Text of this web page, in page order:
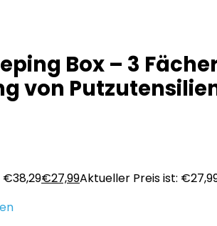
Box – 3
von
€27,99Aktueller Preis ist: